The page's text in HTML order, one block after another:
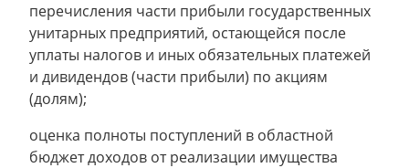
перечисления части прибыли государственных
унитарных предприятий, остающейся после
уплаты налогов и иных обязательных платежей
и дивидендов (части прибыли) по акциям
(долям);
оценка полноты поступлений в областной
бюджет доходов от реализации имущества